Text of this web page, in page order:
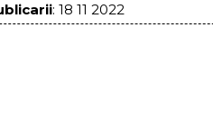
: 18 11 2022